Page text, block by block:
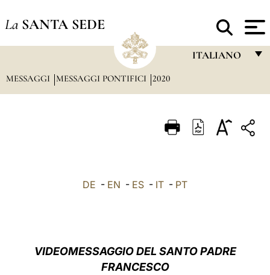
La SANTA SEDE
ITALIANO
ITALIANO
MESSAGGI MESSAGGI PONTIFICI 2020
DE - EN - ES - IT - PT
VIDEOMESSAGGIO DEL SANTO PADRE
FRANCESCO